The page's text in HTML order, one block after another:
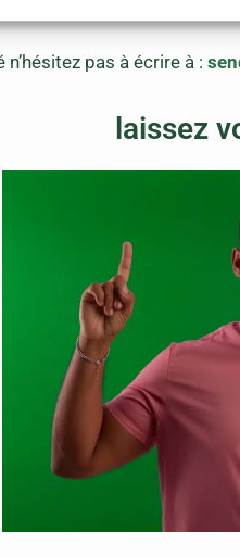
pas à écrire à :
laissez